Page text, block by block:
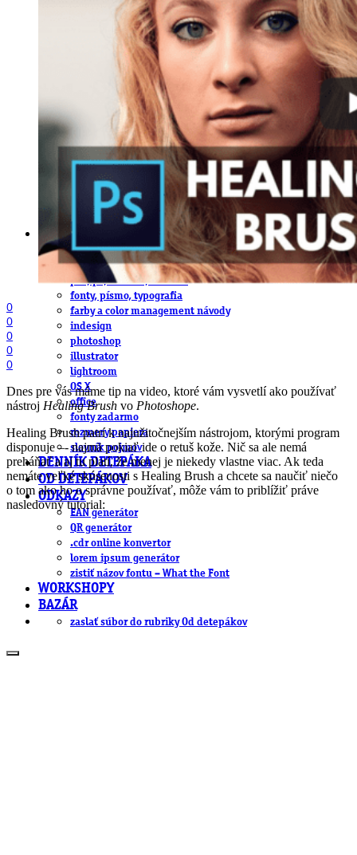
obalový dizajn
software, mobilné aplikácie
na stiahnutie
obludárium
video
DeTePe [dtp]
ZÁKAZKY
NÁVODY
základy DTP
pre klientov
pdf, ps, acrobat, distiller
fonty, písmo, typografia
farby a color management návody
indesign
photoshop
illustrator
lightroom
OS X
office
fonty zadarmo
rozmery papiera
slovník pojmov
DENNÍK DETEPÁKA
OD DETEPÁKOV
ODKAZY
EAN generátor
QR generátor
.cdr online konvertor
lorem ipsum generátor
zistiť názov fontu – What the Font
WORKSHOPY
BAZÁR
zaslať súbor do rubriky Od detepákov
0
0
0
0
0
Dnes pre vás máme tip na video, ktoré vám vysvetlí ako používať
nástroj Healing Brush vo Photoshope.
Healing Brush patrí k najužitočnejším nástrojom, ktorými program
disponuje –- najmä pokiaľ ide o retuš kože. Nič sa ale nemá
preháňať a aj tu platí, že menej je niekedy vlastne viac. Ak teda
nemáte veľké skúsenosti s Healing Brush a chcete sa naučiť niečo
o tom ako ho o správne používať, môže vám to priblížiť práve
nasledovný tutorial: